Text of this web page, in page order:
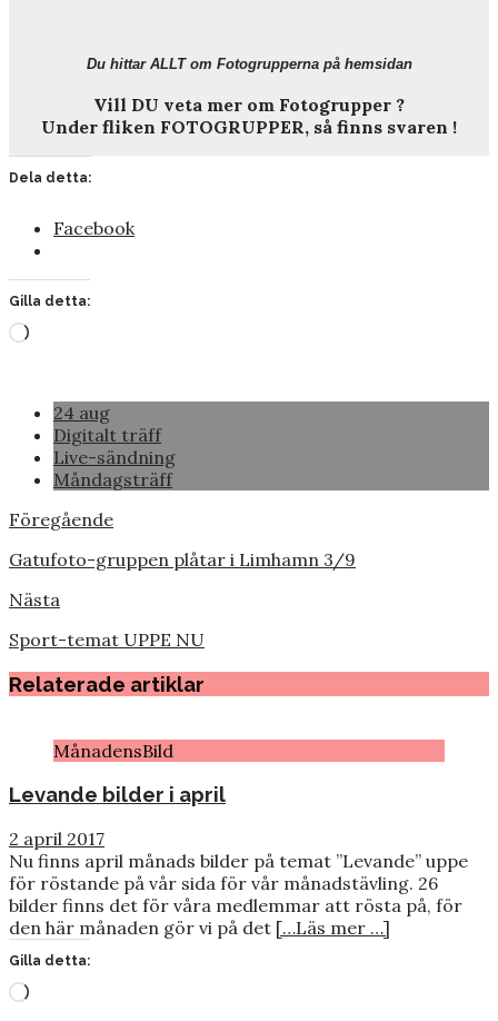
Du hittar ALLT om Fotogrupperna på hemsidan
Vill DU veta mer om Fotogrupper ?
Under fliken FOTOGRUPPER, så finns svaren !
Dela detta:
Facebook
Gilla detta:
Laddar
24 aug
Digitalt träff
Live-sändning
Måndagsträff
Föregående
Gatufoto-gruppen plåtar i Limhamn 3/9
Nästa
Sport-temat UPPE NU
Relaterade artiklar
MånadensBild
Levande bilder i april
2 april 2017
Nu finns april månads bilder på temat ”Levande” uppe
för röstande på vår sida för vår månadstävling. 26
bilder finns det för våra medlemmar att rösta på, för
den här månaden gör vi på det […Läs mer …]
Gilla detta:
Laddar